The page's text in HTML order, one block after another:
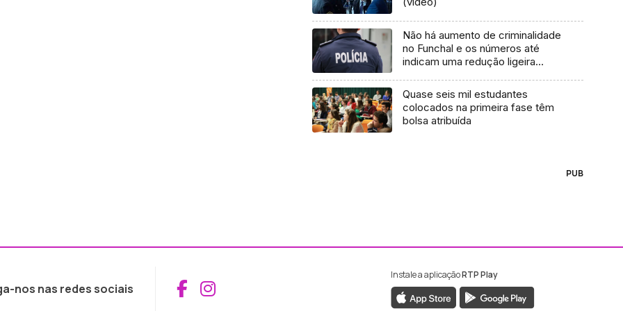
Não há aumento de criminalidade
no Funchal e os números até
indicam uma redução ligeira
Quase seis mil estudantes
colocados na primeira fase têm
bolsa atribuída
PUB
nos nas redes sociais Aceder ao Facebook da RTP Madeira
Aceder ao Instagram da RTP Madeira
Instale a aplicaçãoRTP Play